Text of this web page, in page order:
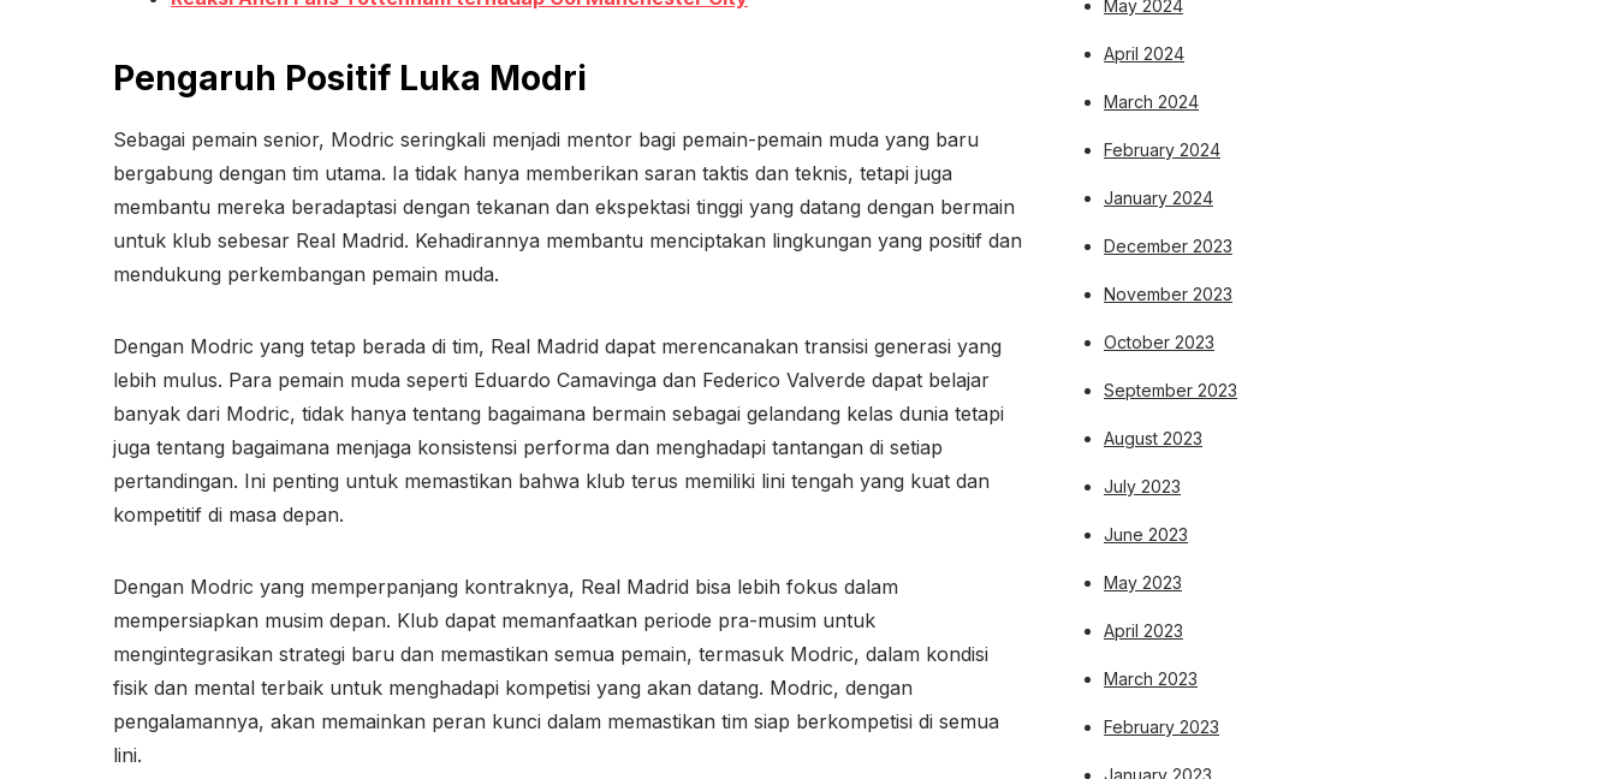
Pengaruh Positif Luka Modri
Sebagai pemain senior, Modric seringkali menjadi mentor bagi pemain-pemain muda yang baru
bergabung dengan tim utama. Ia tidak hanya memberikan saran taktis dan teknis, tetapi juga
membantu mereka beradaptasi dengan tekanan dan ekspektasi tinggi yang datang dengan bermain
untuk klub sebesar Real Madrid. Kehadirannya membantu menciptakan lingkungan yang positif dan
mendukung perkembangan pemain muda.
Dengan Modric yang tetap berada di tim, Real Madrid dapat merencanakan transisi generasi yang
lebih mulus. Para pemain muda seperti Eduardo Camavinga dan Federico Valverde dapat belajar
banyak dari Modric, tidak hanya tentang bagaimana bermain sebagai gelandang kelas dunia tetapi
juga tentang bagaimana menjaga konsistensi performa dan menghadapi tantangan di setiap
pertandingan. Ini penting untuk memastikan bahwa klub terus memiliki lini tengah yang kuat dan
kompetitif di masa depan.
Dengan Modric yang memperpanjang kontraknya, Real Madrid bisa lebih fokus dalam
mempersiapkan musim depan. Klub dapat memanfaatkan periode pra-musim untuk
mengintegrasikan strategi baru dan memastikan semua pemain, termasuk Modric, dalam kondisi
fisik dan mental terbaik untuk menghadapi kompetisi yang akan datang. Modric, dengan
pengalamannya, akan memainkan peran kunci dalam memastikan tim siap berkompetisi di semua
lini.
May 2024
April 2024
March 2024
February 2024
January 2024
December 2023
November 2023
October 2023
September 2023
August 2023
July 2023
June 2023
May 2023
April 2023
March 2023
February 2023